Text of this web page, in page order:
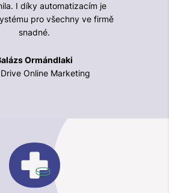
I díky automatizacím je
pro všechny ve firmě
snadné.
Ormándlaki
Drive Online Marketing